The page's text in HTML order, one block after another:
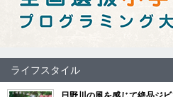
ライフスタイル